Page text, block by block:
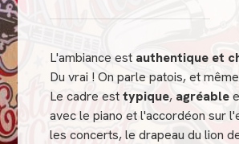
L'ambiance est authentique et
Du vrai ! On parle patois, et
Le cadre esttypique, agréable
avec le piano et l'accordéon sur
les concerts, le drapeau du lion